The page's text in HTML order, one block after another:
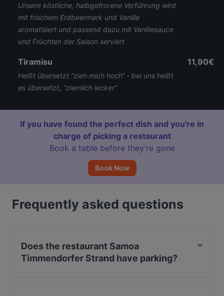
Unsere köstliche, halbgefrorene Verführung wird
mit frischem Erdbeermark und Vanille
aromatisiert und passend dazu mit Vanillesauce
und Früchten der Saison serviert
Tiramisu
Heißt übersetzt “zieh mich hoch“ - bei uns heißt
es übersetzt„ “ziemlich lecker“
11,90€
If you have found the perfect dish and you're in
charge of picking a restaurant
Book a table before they’re gone
Book Now
Frequently asked questions
Does the restaurant Samoa
Timmendorfer Strand have parking?